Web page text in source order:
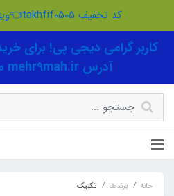
کد تخفیف takhfif0505👈ویژه درگاه بانک سامان
کاربر گرامی دیجی پی! برای
آدرس mehr9mah.ir مراجعه فرمایید.
خانه برندها تکنیک